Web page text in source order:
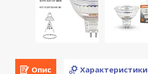
Опис Характеристики